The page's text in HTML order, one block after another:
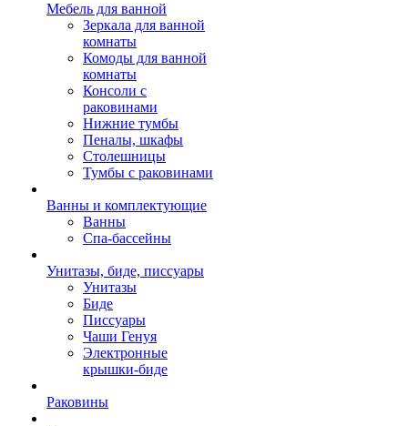
Мебель для ванной
Зеркала для ванной
комнаты
Комоды для ванной
комнаты
Консоли с
раковинами
Нижние тумбы
Пеналы, шкафы
Столешницы
Тумбы с раковинами
Ванны и комплектующие
Ванны
Спа-бассейны
Унитазы, биде, писсуары
Унитазы
Биде
Писсуары
Чаши Генуя
Электронные
крышки-биде
Раковины